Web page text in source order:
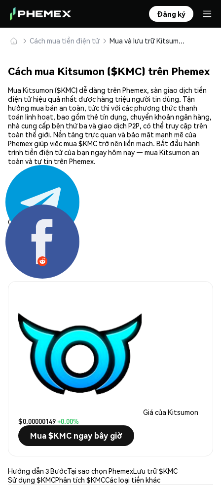
Đăng ký
Cách mua tiền điện tử Mua và lưu trữ Kitsumon ($KMC) an toàn
Cách mua Kitsumon ($KMC) trên Phemex
Mua Kitsumon ($KMC) dễ dàng trên Phemex, sàn giao dịch tiền
điện tử hiệu quả nhất được hàng triệu người tin dùng. Tận
hưởng mua bán an toàn, tức thì với các phương thức thanh
toán linh hoạt, bao gồm thẻ tín dụng, chuyển khoản ngân hàng,
nhà cung cấp bên thứ ba và giao dịch P2P, có thể truy cập trên
toàn thế giới. Nền tảng trực quan và bảo mật mạnh mẽ của
Phemex giúp việc mua $KMC trở nên liền mạch. Bắt đầu hành
trình tiền điện tử của bạn ngay hôm nay — mua Kitsumon an
toàn và tự tin trên Phemex.
Chia sẻ:
Giá của Kitsumon
$0.00000149+0.00%
Mua $KMC ngay bây giờ
Hướng dẫn 3 BướcTại sao chọn PhemexLưu trữ $KMC
Sử dụng $KMCPhân tích $KMCCác loại tiền khác